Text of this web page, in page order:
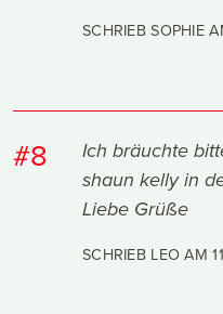
SCHRIEB SOPHIE
#8
Ich bräuchte
shaun kelly in
Liebe Grüße
SCHRIEB LEO AM